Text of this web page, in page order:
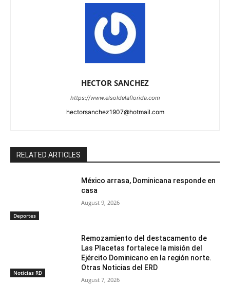
HECTOR SANCHEZ
https://www.elsoldelaflorida.com
hectorsanchez1907@hotmail.com
RELATED ARTICLES
Deportes
México arrasa, Dominicana responde en
casa
August 9, 2026
Noticias RD
Remozamiento del destacamento de
Las Placetas fortalece la misión del
Ejército Dominicano en la región norte.
Otras Noticias del ERD
August 7, 2026